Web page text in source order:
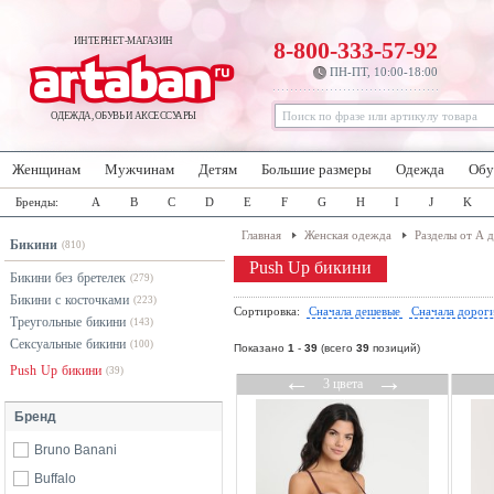
ИНТЕРНЕТ-МАГАЗИН
ОДЕЖДА, ОБУВЬ И АКСЕССУАРЫ
8-800-333-57-92
ПН-ПТ, 10:00-18:00
Женщинам Мужчинам Детям Большие размеры Одежда
Бренды: A B C D E F G H I J K
Бикини (810)
Бикини без бретелек (279)
Бикини с косточками (223)
Треугольные бикини (143)
Сексуальные бикини (100)
Push Up бикини (39)
Бренд
Bruno Banani
Buffalo
Главная Женская одежда Разделы от А
Push Up бикини
Сортировка: Сначала дешевые Сначала
Показано 1 - 39 (всего 39 позиций)
←3 цвета→